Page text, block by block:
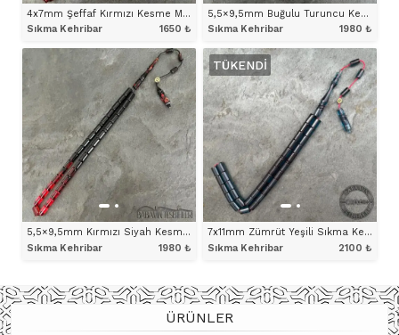
4x7mm Şeffaf Kırmızı Kesme Model Tesbih
Sıkma Kehribar
1650 ₺
ÜRÜNÜ İNCELE
5,5×9,5mm Buğulu Turuncu Kesme Model Tesbih
Sıkma Kehribar
1980₺
ÜRÜNÜ İNCELE
5,5×9,5mm Kırmızı Siyah Kesme Model Tesbih
Sıkma Kehribar
1980 ₺
ÜRÜNÜ İNCELE
TÜKENDI
7x11mm Zümrüt Yeşili Sıkma Kehribar Kesme Model Tesbih
Sıkma Kehribar
2100₺
ÜRÜNÜ İNCELE
ÜRÜNLER